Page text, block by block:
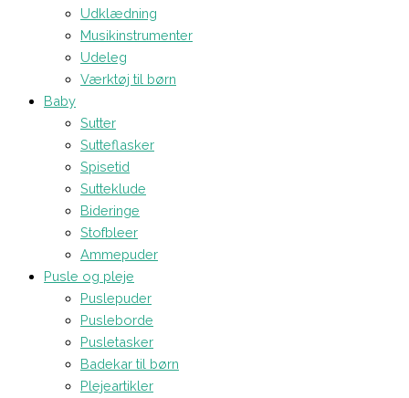
Udklædning
Musikinstrumenter
Udeleg
Værktøj til børn
Baby
Sutter
Sutteflasker
Spisetid
Sutteklude
Bideringe
Stofbleer
Ammepuder
Pusle og pleje
Puslepuder
Pusleborde
Pusletasker
Badekar til børn
Plejeartikler